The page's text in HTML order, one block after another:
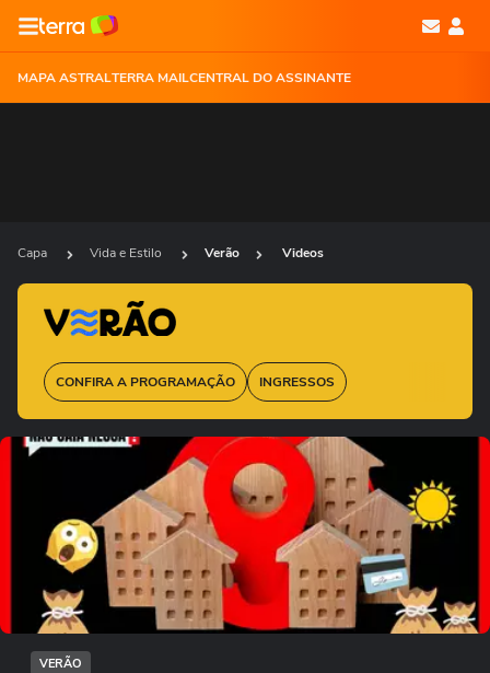
MAPA ASTRALTERRA MAILCENTRAL DO ASSINANTE
Capa Vida e Estilo Verão Videos
CONFIRA A PROGRAMAÇÃO INGRESSOS
Não foi possível reproduzir o vídeo
Tentar novamente
VERÃO